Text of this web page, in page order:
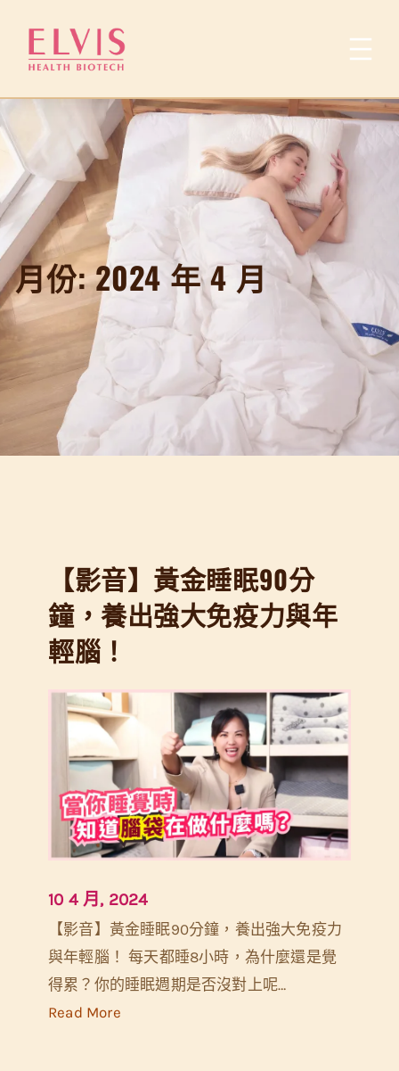
要
內
容
月份:2024 年 4 月
【影音】黃金睡眠90分
鐘，養出強大免疫力與年
輕腦！
10 4 月, 2024
【影音】黃金睡眠90分鐘，養出強大免疫力
與年輕腦！ 每天都睡8小時，為什麼還是覺
得累？你的睡眠週期是否沒對上呢…
Read More: